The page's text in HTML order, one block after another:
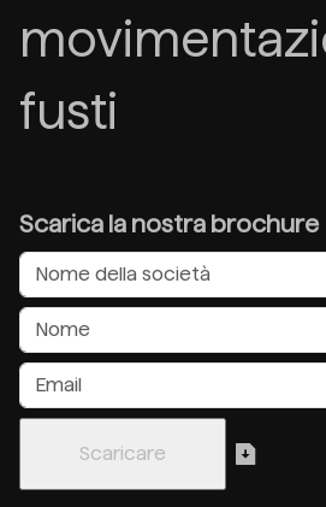
fusti
Scarica la nostra brochure